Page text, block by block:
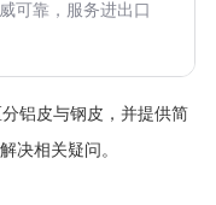
可靠，服务进出口
铝皮与钢皮，并提供简
决相关疑问。